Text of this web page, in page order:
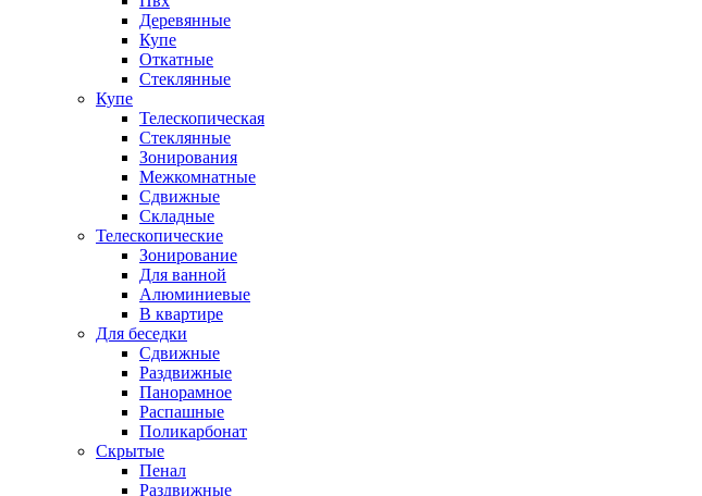
Деревянные
Купе
Откатные
Стеклянные
Купе
Телескопическая
Стеклянные
Зонирования
Межкомнатные
Сдвижные
Складные
Телескопические
Зонирование
Для ванной
Алюминиевые
В квартире
Для беседки
Сдвижные
Раздвижные
Панорамное
Распашные
Поликарбонат
Скрытые
Пенал
Раздвижные